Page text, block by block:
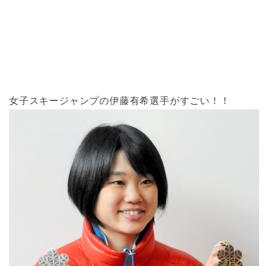
女子スキージャンプの伊藤有希選手がすごい！！